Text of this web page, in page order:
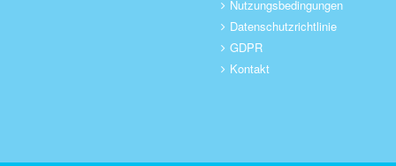
Nutzungsbedingungen
Datenschutzrichtlinie
GDPR
Kontakt